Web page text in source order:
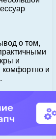
о том,
и
комфортно и